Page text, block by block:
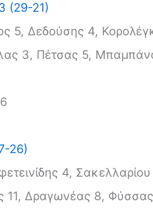
(29-21)
5, Δεδούσης 4,
3, Πέτσας 5,
26)
4,
11, Δραγωνέας 8,